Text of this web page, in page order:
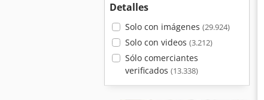
Detalles
Solo con imágenes (29.924)
Solo con videos (3.212)
Sólo comerciantes
verificados (13.338)